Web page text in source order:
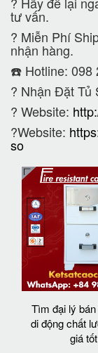
tư vấn.
? Miễn Phí
nhận hàng.
☎️ Hotline: 098
? Nhận Đặt Tủ
? Website:
?Website:
so
Tìm đại lý
di động chất
giá tốt